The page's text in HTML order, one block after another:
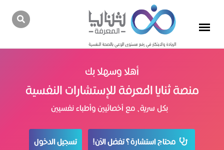
أهلا وسهلا بك
منصة ثنايا المعرفة للإستشارات النفسية
بكل سرية، مع أخصائيين وأطباء نفسيين
محتاج استشارة؟ تفضل الآن! تسجيل الدخول